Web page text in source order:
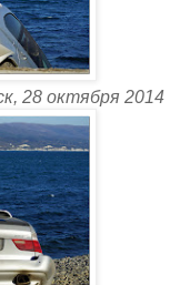
28 октября 2014